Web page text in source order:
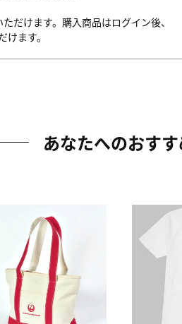
だけます。購入商品はログイン後、
けます。
あなたへのおす